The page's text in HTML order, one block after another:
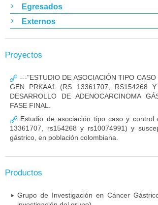
Egresados
Externos
Proyectos
---"ESTUDIO DE ASOCIACIÓN TIPO
GEN PRKAA1 (RS 13361707, RS154268
DESARROLLO DE ADENOCARCINOMA
FASE FINAL.
Estudio de asociación tipo caso y
13361707, rs154268 y rs10074991) y
gástrico, en población colombiana.
Productos
Grupo de Investigación en Cáncer